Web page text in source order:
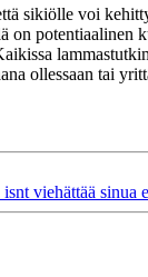
sikiölle voi
potentiaalinen
ollessaan tai
viehättää sinua